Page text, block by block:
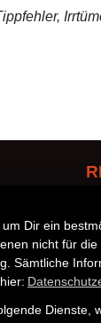
Dir ein
nicht für
Sämtliche
Dienste,